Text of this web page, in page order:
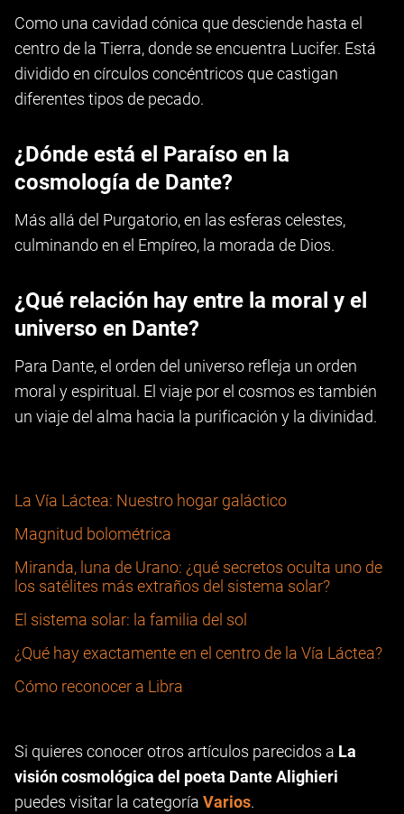
Como una cavidad cónica que desciende hasta el
centro de la Tierra, donde se encuentra Lucifer. Está
dividido en círculos concéntricos que castigan
diferentes tipos de pecado.
¿Dónde está el Paraíso en la
cosmología de Dante?
Más allá del Purgatorio, en las esferas celestes,
culminando en el Empíreo, la morada de Dios.
¿Qué relación hay entre la moral y el
universo en Dante?
Para Dante, el orden del universo refleja un orden
moral y espiritual. El viaje por el cosmos es también
un viaje del alma hacia la purificación y la divinidad.
La Vía Láctea: Nuestro hogar galáctico
Magnitud bolométrica
Miranda, luna de Urano: ¿qué secretos oculta uno de
los satélites más extraños del sistema solar?
El sistema solar: la familia del sol
¿Qué hay exactamente en el centro de la Vía Láctea?
Cómo reconocer a Libra
Si quieres conocer otros artículos parecidos a La
visión cosmológica del poeta Dante Alighieri
puedes visitar la categoría Varios.